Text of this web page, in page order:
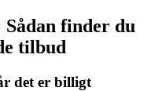
finder du
tilbud
det er billigt